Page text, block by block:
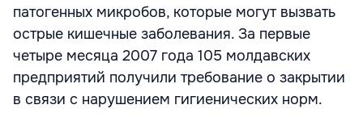
патогенных микробов, которые могут вызвать
острые кишечные заболевания. За первые
четыре месяца 2007 года 105 молдавских
предприятий получили требование о закрытии
в связи с нарушением гигиенических норм.